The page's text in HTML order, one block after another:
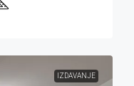
IZDAVANJE